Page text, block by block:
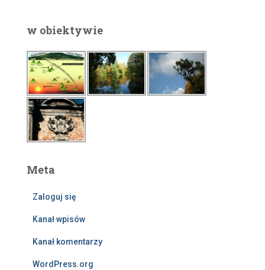
w obiektywie
Meta
Zaloguj się
Kanał wpisów
Kanał komentarzy
WordPress.org